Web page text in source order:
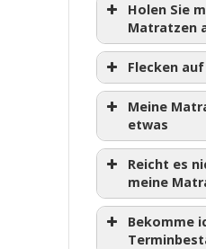
Holen Sie
Matratzen
Flecken
Meine
etwas
Reicht es
meine
Bekomme